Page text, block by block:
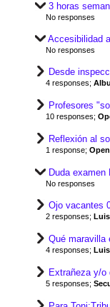
3 horas
No responses
Accesibilidad
No responses
Desde
4 responses;
Profesores
10 responses;
Reflexión al
1 response;
Duda
No responses
Ojo vacantes
2 responses;
Qué maravilla
4 responses;
Extrañeza y/o
5 responses;